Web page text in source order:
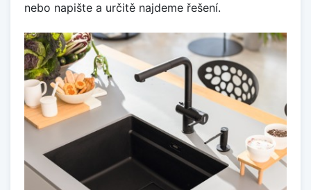
nebo napište a určitě najdeme řešení.